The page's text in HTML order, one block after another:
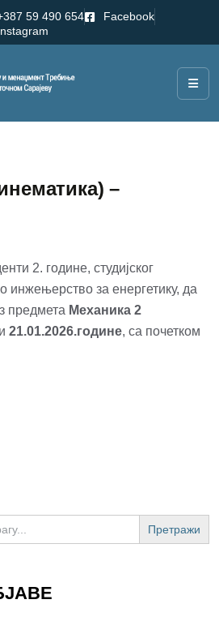
59 490 654
Facebook
–
2. године, студијског
инжењерство за енергетику, да
предмета Механика 2
21.01.2026.године, са почетком